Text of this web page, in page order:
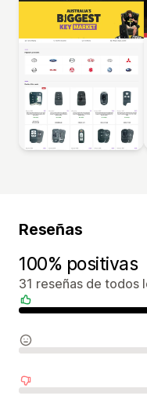
Reseñas
100% positivas
31 reseñas de todos
Reseñas positivas
Reseñas neutras
Reseñas negativas